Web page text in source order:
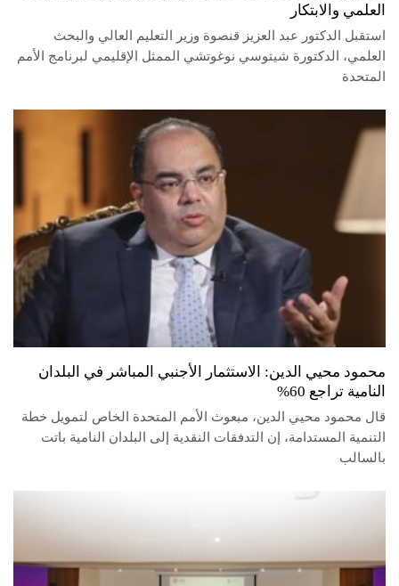
العلمي والابتكار
استقبل الدكتور عبد العزيز قنصوة وزير التعليم العالي والبحث
العلمي، الدكتورة شيتوسي نوغوتشي الممثل الإقليمي لبرنامج الأمم
المتحدة
محمود محيي الدين: الاستثمار الأجنبي المباشر في البلدان
النامية تراجع 60%
قال محمود محيي الدين، مبعوث الأمم المتحدة الخاص لتمويل خطة
التنمية المستدامة، إن التدفقات النقدية إلى البلدان النامية باتت
بالسالب